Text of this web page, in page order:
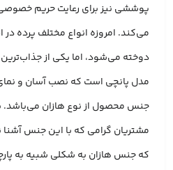
پوششی نیز برای رعایت حریم
می‌کند. امروزه انواع مختلف پرده
دوخته می‌شود، اما یکی از
مدل پانچی است که نصب آسان و
جنس محصول از نوع هازان می‌باشد.
مشتریان گرامی که با این جنس
که جنس هازان به شکلی شبیه به